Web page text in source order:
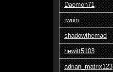
Daemon71
twuin
shadowthemad
hewitt5103
adrian_matrix123